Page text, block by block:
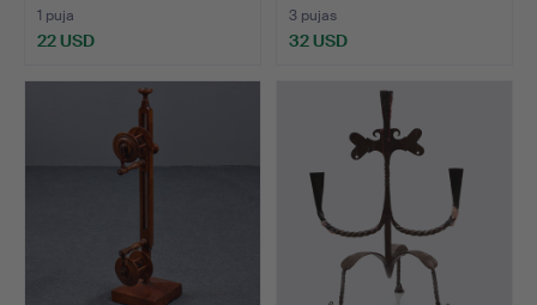
1 puja
22 USD
3 pujas
32 USD